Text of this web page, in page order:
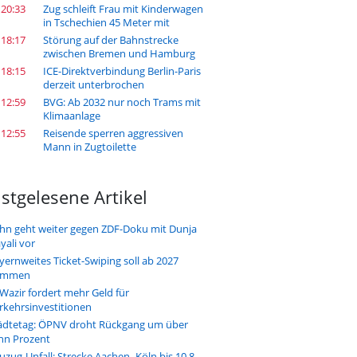
Zug schleift Frau mit Kinderwagen
in Tschechien 45 Meter mit
Störung auf der Bahnstrecke
zwischen Bremen und Hamburg
ICE-Direktverbindung Berlin-Paris
derzeit unterbrochen
BVG: Ab 2032 nur noch Trams mit
Klimaanlage
Reisende sperren aggressiven
Mann in Zugtoilette
Artikel
geht weiter gegen ZDF-Doku mit Dunja
vor
Ticket-Swiping soll ab 2027
fordert mehr Geld für
ÖPNV droht Rückgang um über
Prozent